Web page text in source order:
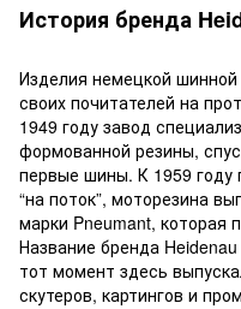
История бренда
Изделия немецкой
своих почитателей на
1949 году завод
формованной резины,
первые шины. К 1959 году
“на поток”, моторезина
марки Pneumant, которая
Название бренда
тот момент здесь
скутеров, картингов и